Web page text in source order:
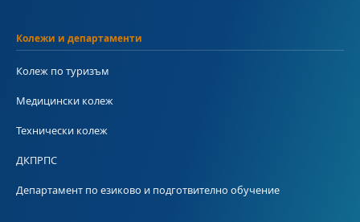
Колежи и департаменти
Колеж по туризъм
Медицински колеж
Технически колеж
ДКПРПС
Департамент по езиково и подготвително обучение